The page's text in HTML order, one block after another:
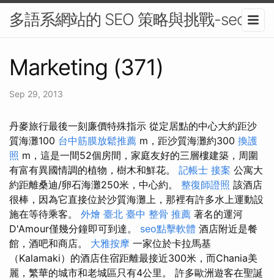
多語系網站的 SEO 策略與挑戰-seo
Marketing (371)
Sep 29, 2013
丹麥旅行最後一刻廉價特殊指示 從定居點的中心大約距沙
質海灘100 台中筋膜放鬆推薦 m，距沙質海灘約300 換護
照 m，這是一間52個房間，家庭友好的三層樓建築，周圍
有富有異國情調的植物，樹木和鮮花。 記帳士 接案 公寓大
約距離桑迪/卵石海灘250米，中心約。 整復師證照 該酒店
很棒，因為它直接位於沙質海灘上，那裡有許多水上運動設
施在等待乘客。 外燴 臺北 臺中 整骨 推薦 著名的運河
D'Amour僅幾分鐘即可到達。 seo點擊軟體 酒店附近是餐
館，酒吧和商店。 大雅按摩 一家位於卡拉馬基
（Kalamaki）的酒店住宿距離最接近300米，而Chania美
麗，繁華的城市和老城區只有4公里。 許多歐洲遊客在聖誕